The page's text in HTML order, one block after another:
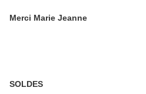
Merci Marie Jeanne
SOLDES